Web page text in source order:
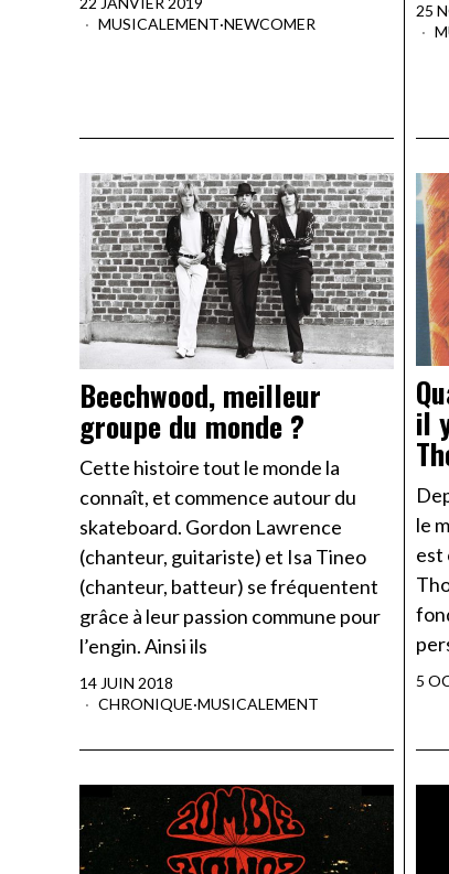
MUSICALEMENT·NEWCOMER
25
Beechwood, meilleur
groupe du monde ?
Cette histoire tout le monde la
connaît, et commence autour du
skateboard. Gordon Lawrence
(chanteur, guitariste) et Isa Tineo
(chanteur, batteur) se fréquentent
grâce à leur passion commune pour
l’engin. Ainsi ils
14 JUIN 2018
CHRONIQUE·MUSICALEMENT
il
le
est
5